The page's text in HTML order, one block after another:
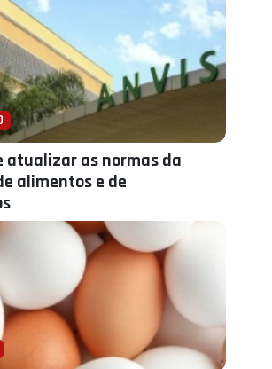
atualizar as normas da
alimentos e de